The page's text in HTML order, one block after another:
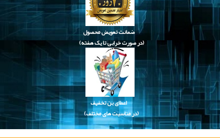
ضمانت تعویض محصول
(در صورت خرابی تا یک هفته)
اعطای بن تخفیف
(در مناسبت های مختلف)